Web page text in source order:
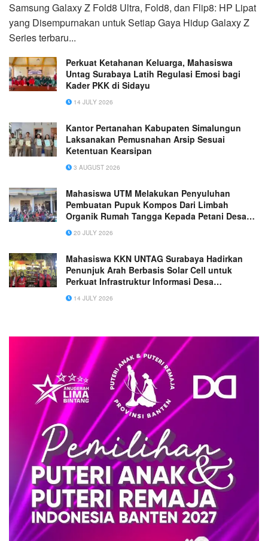
Samsung Galaxy Z Fold8 Ultra, Fold8, dan Flip8: HP Lipat
yang Disempurnakan untuk Setiap Gaya Hidup Galaxy Z
Series terbaru...
Perkuat Ketahanan Keluarga, Mahasiswa
Untag Surabaya Latih Regulasi Emosi bagi
Kader PKK di Sidayu
14 JULY 2026
Kantor Pertanahan Kabupaten Simalungun
Laksanakan Pemusnahan Arsip Sesuai
Ketentuan Kearsipan
3 AUGUST 2026
Mahasiswa UTM Melakukan Penyuluhan
Pembuatan Pupuk Kompos Dari Limbah
Organik Rumah Tangga Kepada Petani Desa
Morombuh
20 JULY 2026
Mahasiswa KKN UNTAG Surabaya Hadirkan
Penunjuk Arah Berbasis Solar Cell untuk
Perkuat Infrastruktur Informasi Desa
Asempapak
14 JULY 2026